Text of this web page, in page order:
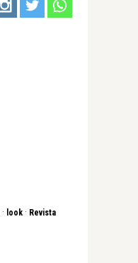
· look · Revista